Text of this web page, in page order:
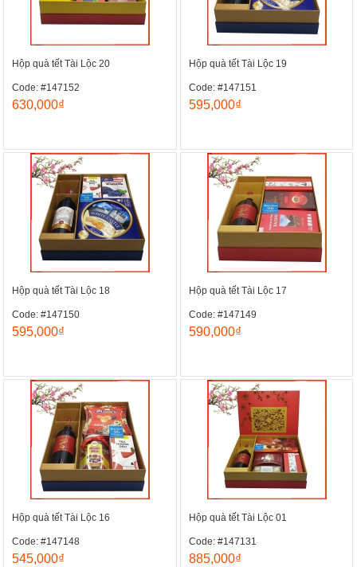
Hộp quà tết Tài Lộc 20
Code: #147152
630,000₫
Hộp quà tết Tài Lộc 19
Code: #147151
595,000₫
Hộp quà tết Tài Lộc 18
Code: #147150
595,000₫
Hộp quà tết Tài Lộc 17
Code: #147149
590,000₫
Hộp quà tết Tài Lộc 16
Code: #147148
545,000₫
Hộp quà tết Tài Lộc 01
Code: #147131
885,000₫